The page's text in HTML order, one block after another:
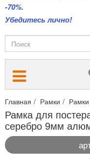
-70%.
Убедитесь лично!
Главная Рамки
Рамка для
серебро 9мм